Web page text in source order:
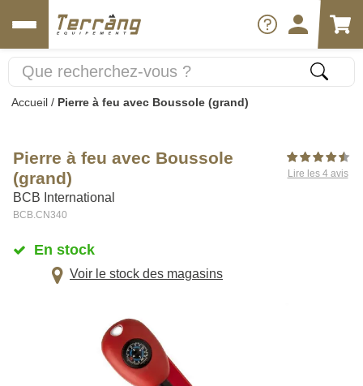
Accueil / Pierre à feu avec Boussole (grand)
Pierre à feu avec Boussole
(grand)
BCB International
BCB.CN340
Lire les 4 avis
En stock
Voir le stock des magasins